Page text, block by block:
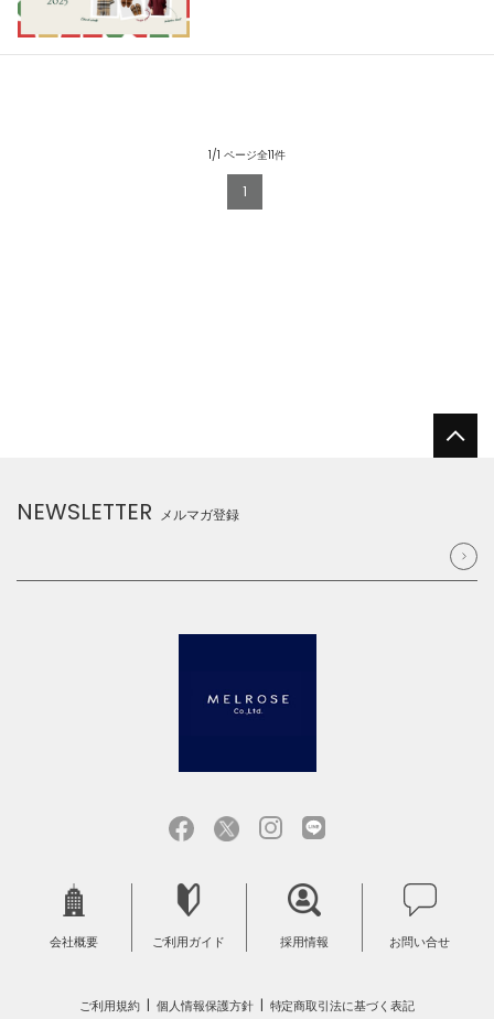
1/1 ページ全11件
1
NEWSLETTER メルマガ登録
会社概要 ご利用ガイド 採用情報 お問い合せ
ご利用規約 個人情報保護方針 特定商取引法に基づく表記